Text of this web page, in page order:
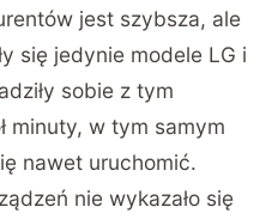
jest szybsza, ale
się jedynie modele LG i
sobie z tym
minuty, w tym samym
nawet uruchomić.
nie wykazało się